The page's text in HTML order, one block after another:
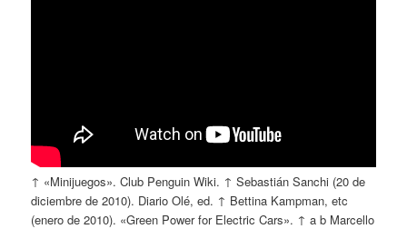
↑ «Minijuegos». Club Penguin Wiki. ↑ Sebastián Sanchi (20 de
diciembre de 2010). Diario Olé, ed. ↑ Bettina Kampman, etc
(enero de 2010). «Green Power for Electric Cars». ↑ a b Marcello